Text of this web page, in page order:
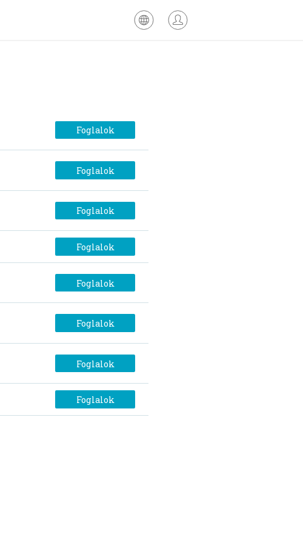
Foglalok
Foglalok
Foglalok
Foglalok
Foglalok
Foglalok
Foglalok
Foglalok